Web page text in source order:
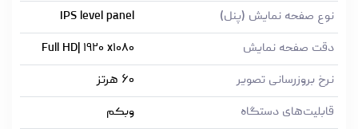
نوع صفحه نمایش (پنل)
IPS level panel
دقت صفحه نمایش
Full HD| ۱۹۲۰ x۱۰۸۰
نرخ بروزرسانی تصویر
۶۰ هرتز
قابلیت‌های دستگاه
وبکم